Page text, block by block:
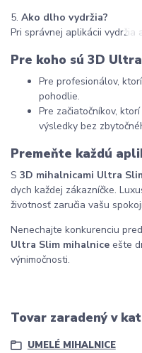
5. Ako dlho vydržia?
Pri správnej aplikácii vydržia
Pre koho sú 3D
Pre profesionálov,
pohodlie.
Pre začiatočníkov,
výsledky bez
Premeňte každú
S 3D mihalnicami Ultra
dych každej zákazníčke.
životnosť zaručia vašu
Nenechajte konkurenciu
Ultra Slim mihalnice ešte
výnimočnosti.
Tovar zaradený v
UMELÉ MIHALNICE